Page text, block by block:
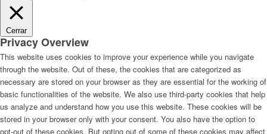
Cerrar
Privacy Overview
This website uses cookies to improve your experience while you navigate
through the website. Out of these, the cookies that are categorized as
necessary are stored on your browser as they are essential for the working of
basic functionalities of the website. We also use third-party cookies that help
us analyze and understand how you use this website. These cookies will be
stored in your browser only with your consent. You also have the option to
opt-out of these cookies. But opting out of some of these cookies may affect